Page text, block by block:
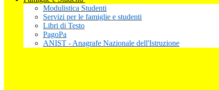
Modulistica Studenti
Servizi per le famiglie e studenti
Libri di Testo
PagoPa
ANIST - Anagrafe Nazionale dell'Istruzione